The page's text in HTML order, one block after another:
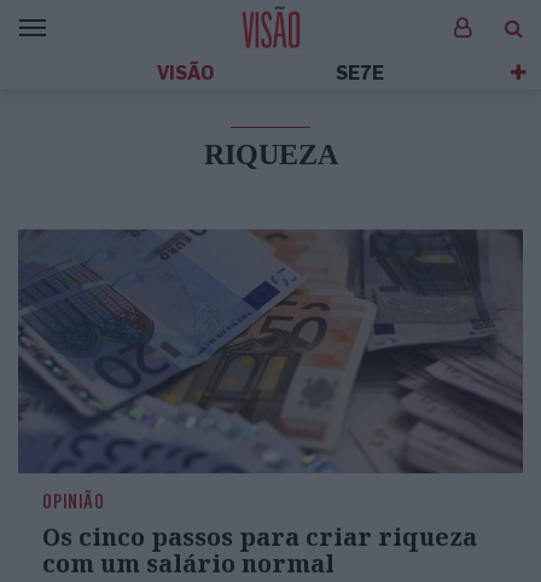
VISÃO SE7E
RIQUEZA
OPINIÃO
Os cinco passos para criar riqueza
com um salário normal